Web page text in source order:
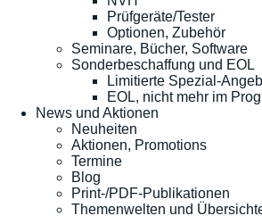
Prüfgeräte/Tester
Optionen, Zubehör
Seminare, Bücher, Software
Sonderbeschaffung und EOL
Limitierte Spezial-
EOL, nicht mehr im
News und Aktionen
Neuheiten
Aktionen, Promotions
Termine
Blog
Print-/PDF-Publikationen
Themenwelten und